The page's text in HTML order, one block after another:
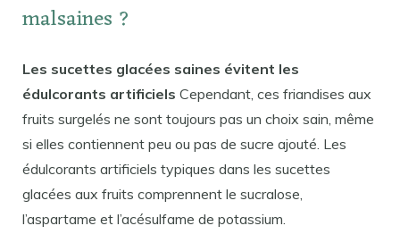
malsaines ?
Les sucettes glacées saines évitent les
édulcorants artificiels Cependant, ces friandises aux
fruits surgelés ne sont toujours pas un choix sain, même
si elles contiennent peu ou pas de sucre ajouté. Les
édulcorants artificiels typiques dans les sucettes
glacées aux fruits comprennent le sucralose,
l’aspartame et l’acésulfame de potassium.